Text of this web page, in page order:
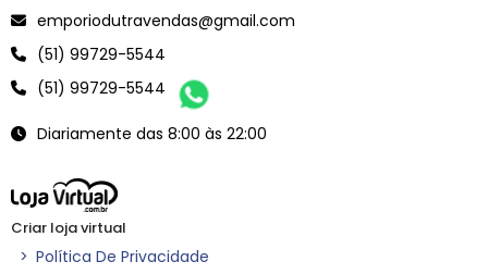
emporiodutravendas@gmail.com
(51) 99729-5544
(51) 99729-5544
Diariamente das 8:00 às 22:00
Criar loja virtual
> Política De Privacidade